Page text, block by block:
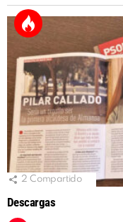
2 Compartido
Descargas